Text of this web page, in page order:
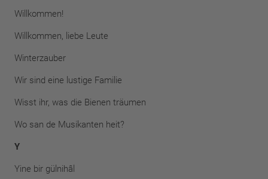
Willkommen!
Willkommen, liebe Leute
Winterzauber
Wir sind eine lustige Familie
Wisst ihr, was die Bienen träumen
Wo san de Musikanten heit?
Y
Yine bir gülnihâ